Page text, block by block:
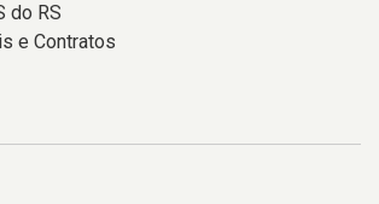
do RS
e Contratos